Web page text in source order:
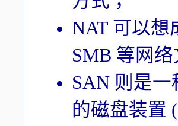
NAT 可以想
SMB 等网
SAN 则是
的磁盘装置